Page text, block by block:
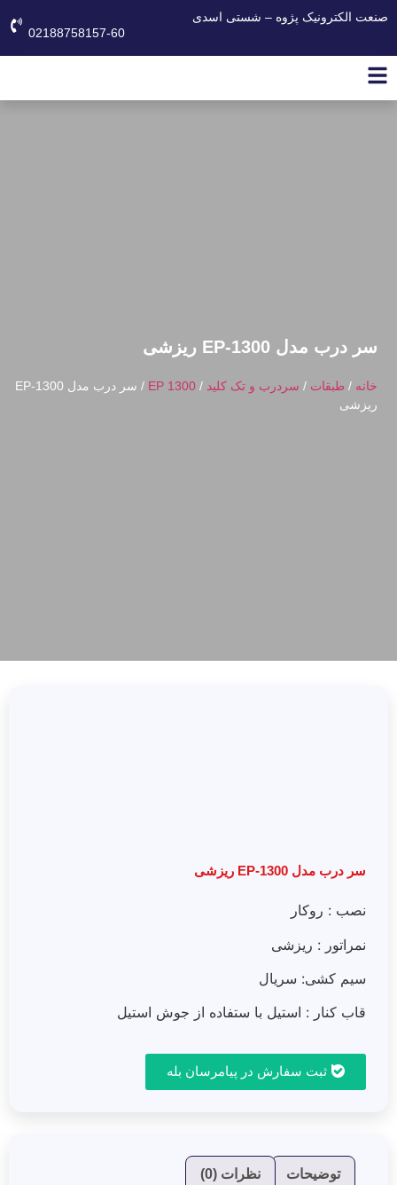
صنعت الکترونیک پژوه – شستی اسدی
02188758157-60
سر درب مدل EP-1300 ریزشی
خانه / طبقات / سردرب و تک کلید /
EP 1300
/ سر درب مدل EP-1300
ریزشی
سر درب مدل EP-1300 ریزشی
نصب : روکار
نمراتور : ریزشی
سیم کشی: سریال
قاب کنار : استیل با ستفاده از جوش استیل
ثبت سفارش در پیامرسان بله
توضیحات نظرات (0)